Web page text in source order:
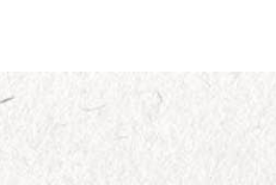
Varianten